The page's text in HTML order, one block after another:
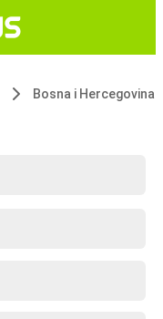
Bosna i Hercegovina